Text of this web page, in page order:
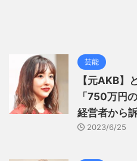
芸能
【元AKB】
「750万円
経営者から
2023/6/25